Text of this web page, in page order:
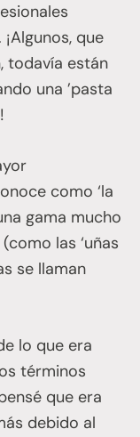
que
todavía están
una ’pasta
como ‘la
gama mucho
las ‘uñas
se llaman
lo que era
términos
que era
debido al